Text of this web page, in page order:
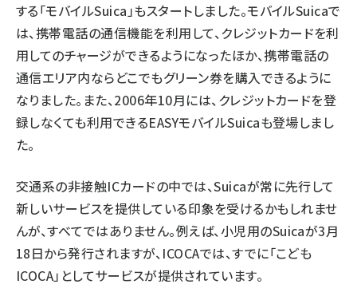
する「モバイルSuica」もスタートしました。モバイルSuicaで
は、携帯電話の通信機能を利用して、クレジットカードを利
用してのチャージができるようになったほか、携帯電話の
通信エリア内ならどこでもグリーン券を購入できるように
なりました。また、2006年10月には、クレジットカードを登
録しなくても利用できるEASYモバイルSuicaも登場しまし
た。
交通系の非接触ICカードの中では、Suicaが常に先行して
新しいサービスを提供している印象を受けるかもしれませ
んが、すべてではありません。例えば、小児用のSuicaが3月
18日から発行されますが、ICOCAでは、すでに「こども
ICOCA」としてサービスが提供されています。